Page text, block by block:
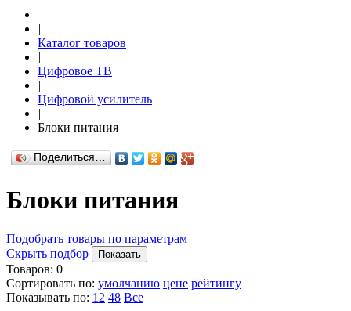
|
Каталог товаров
|
Цифровое ТВ
|
Цифровой усилитель
|
Блоки питания
Поделиться…
Блоки питания
Подобрать товары по параметрам
Скрыть подбор
Показать
Товаров: 0
Сортировать по: умолчанию цене рейтингу
Показывать по: 12 48 Все